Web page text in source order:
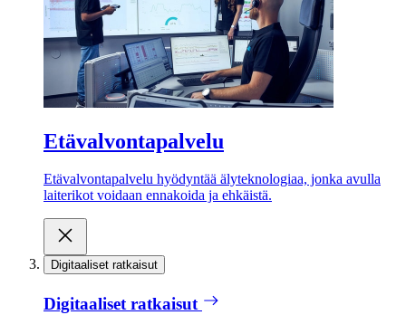
Etävalvontapalvelu
Etävalvontapalvelu hyödyntää älyteknologiaa, jonka avulla
laiterikot voidaan ennakoida ja ehkäistä.
Digitaaliset ratkaisut
Digitaaliset ratkaisut